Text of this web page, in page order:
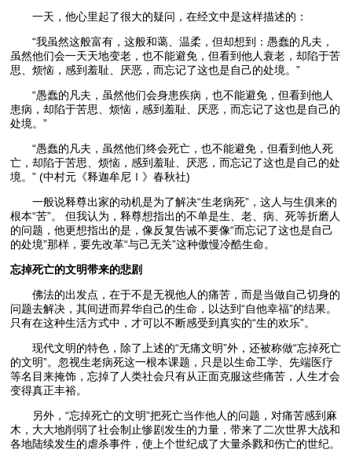
一天，他心里起了很大的疑问，在经文中是这样描述的：
“我虽然这般富有，这般和蔼、温柔，但却想到：愚蠢的凡夫，
虽然他们会一天天地变老，也不能避免，但看到他人衰老，却陷于苦
思、烦恼，感到羞耻、厌恶，而忘记了这也是自己的处境。”
“愚蠢的凡夫，虽然他们会身患疾病，也不能避免，但看到他人
患病，却陷于苦思、烦恼，感到羞耻、厌恶，而忘记了这也是自己的
处境。”
“愚蠢的凡夫，虽然他们终会死亡，也不能避免，但看到他人死
亡，却陷于苦思、烦恼，感到羞耻、厌恶，而忘记了这也是自己的处
境。” (中村元《释迦牟尼Ⅰ》春秋社)
一般说释尊出家的动机是为了解决“生老病死”，这人与生俱来的
根本“苦”。 但我认为，释尊想指出的不单是生、老、病、死等折磨人
的问题，他更想指出的是，像反复告诫不要像“而忘记了这也是自己
的处境”那样，要先改革“与己无关”这种傲慢冷酷生命。
忘掉死亡的文明带来的悲剧
佛法的出发点，在于不是无视他人的痛苦，而是当做自己切身的
问题去解决，其间进而昇华自己的生命，以达到“自他幸福”的结果。
只有在这种生活方式中，才可以不断感受到真实的“生的欢乐”。
现代文明的特色，除了上述的“无痛文明”外，还被称做“忘掉死亡
的文明”。忽视生老病死这一根本课题，只是以生命工学、先端医疗
等名目来掩饰，忘掉了人类社会只有从正面克服这些痛苦，人生才会
变得真正丰裕。
另外，“忘掉死亡的文明”把死亡当作他人的问题，对痛苦感到麻
木，大大地削弱了社会制止惨剧发生的力量，带来了二次世界大战和
各地陆续发生的虐杀事件，使上个世纪成了大量杀戮和伤亡的世纪。